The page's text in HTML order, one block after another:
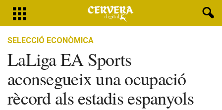
SELECCIÓ ECONÒMICA
LaLiga EA Sports
aconsegueix una ocupació
rècord als estadis espanyols